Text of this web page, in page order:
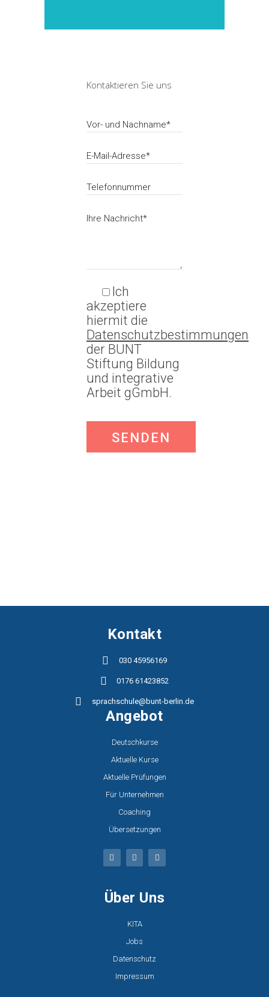
Kontaktieren Sie uns
Ich
akzeptiere
hiermit die
Datenschutzbestimmungen
der BUNT
Stiftung Bildung
und integrative
Arbeit gGmbH.
Kontakt
030 45956169
0176 61423852
sprachschule@bunt-berlin.de
Angebot
Deutschkurse
Aktuelle Kurse
Aktuelle Prüfungen
Für Unternehmen
Coaching
Übersetzungen
Über Uns
KITA
Jobs
Datenschutz
Impressum